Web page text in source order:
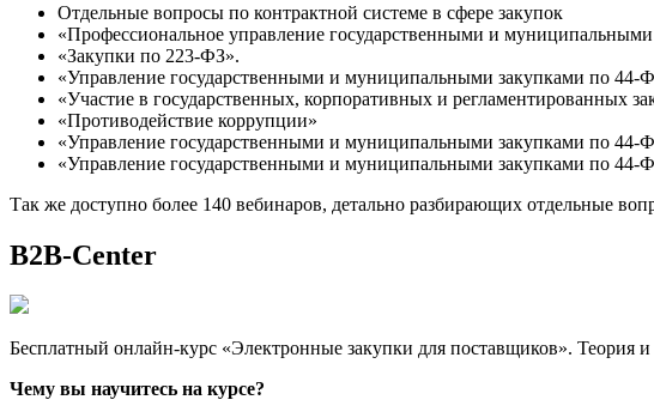
Отдельные вопросы по контрактной системе в сфере закупок
«Профессиональное управление государственными и
«Закупки по 223‑ФЗ».
«Управление государственными и муниципальными закупками по
«Участие в государственных, корпоративных и регламентированных
«Противодействие коррупции»
«Управление государственными и муниципальными закупками по
«Управление государственными и муниципальными закупками по
Так же доступно более 140 вебинаров, детально разбирающих отдельные
B2B-Center
Бесплатный онлайн-курс «Электронные закупки для поставщиков». Теория и
Чему вы научитесь на курсе?